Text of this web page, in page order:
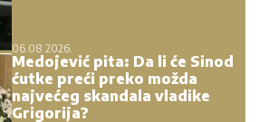
06.08.2026.
Medojević pita: Da li će Sinod
ćutke preći preko možda
najvećeg skandala vladike
Grigorija?